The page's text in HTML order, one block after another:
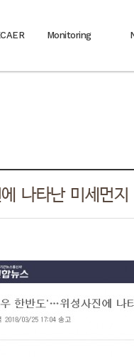
Monitoring
나타난 미세먼